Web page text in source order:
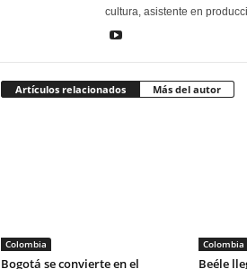
cultura, asistente en
Artículos relacionados Más del autor
Colombia
Bogotá se convierte en el
Colombia
Beéle